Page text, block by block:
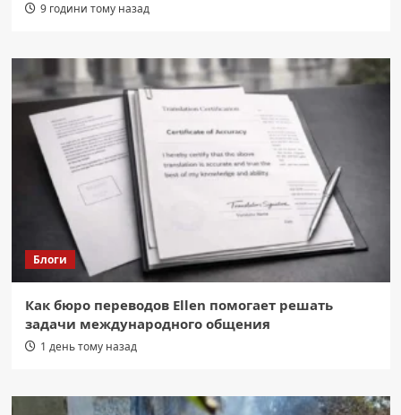
9 години тому назад
Блоги
Как бюро переводов Ellen помогает решать
задачи международного общения
1 день тому назад